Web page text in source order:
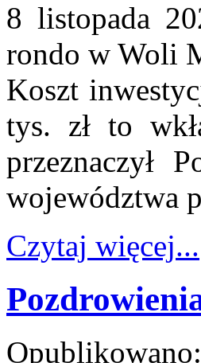
8 listopada
rondo w Woli
Koszt
tys. zł to
przeznaczył
województwa
Czytaj więcej...